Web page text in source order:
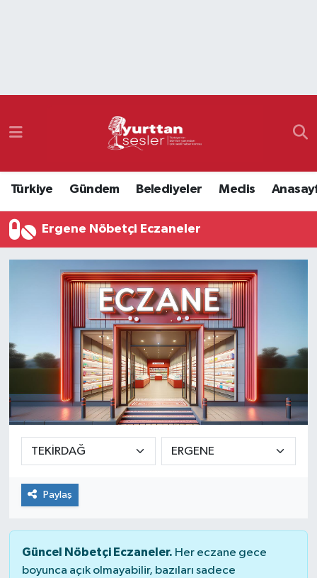
Türkiye Gündem Belediyeler Meclis
Ergene Nöbetçi Eczaneler
Paylaş
Güncel Nöbetçi Eczaneler. Her eczane gece
boyunca açık olmayabilir, bazıları sadece
Namaz Vakitleri
Süper Lig Puan Durumu ve Fikstür
Tüm Manşetler
Son Dakika Haberleri
Haber Arşivi